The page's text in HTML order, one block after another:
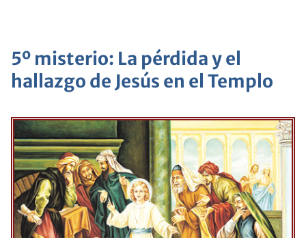
5º misterio: La pérdida y el
hallazgo de Jesús en el Templo